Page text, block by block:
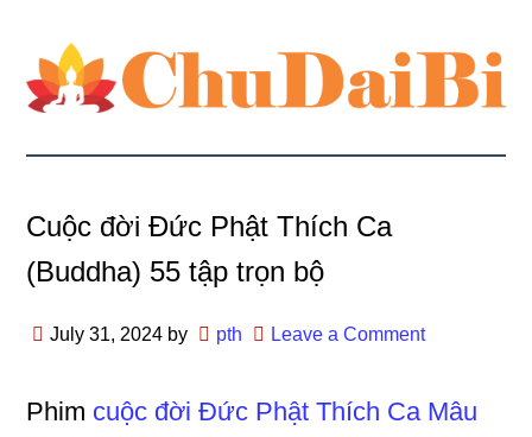
Cuộc đời Đức Phật Thích Ca
(Buddha) 55 tập trọn bộ
July 31, 2024 by pth Leave a Comment
Phim cuộc đời Đức Phật Thích Ca Mâu